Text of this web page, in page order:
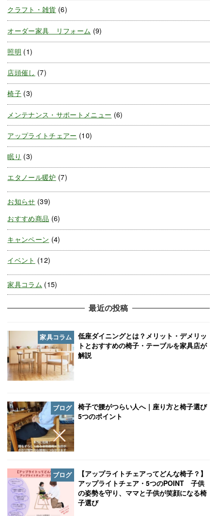
クラフト・雑貨 (6)
オーダー家具 リフォーム (9)
照明 (1)
店頭催し (7)
椅子 (3)
メンテナンス・サポートメニュー (6)
アップライトチェアー (10)
眠り (3)
エタノール暖炉 (7)
お知らせ (39)
おすすめ商品 (6)
キャンペーン (4)
イベント (12)
家具コラム (15)
最近の投稿
家具コラム
低座ダイニングとは？メリット・デメリッ
トとおすすめの椅子・テーブルを家具店が
解説
ブログ
椅子で腰がつらい人へ｜座り方と椅子選び
5つのポイント
ブログ
【アップライトチェアってどんな椅子？】
アップライトチェア・5つのPOINT 子供
の姿勢を守り、ママと子供が笑顔になる椅
子選び